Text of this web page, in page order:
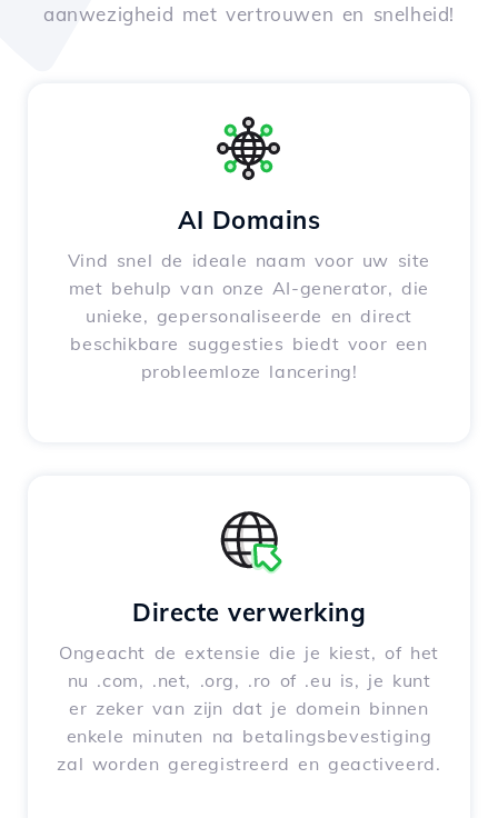
aanwezigheid met vertrouwen en snelheid!
AI Domains
Vind snel de ideale naam voor uw site
met behulp van onze AI-generator, die
unieke, gepersonaliseerde en direct
beschikbare suggesties biedt voor een
probleemloze lancering!
Directe verwerking
Ongeacht de extensie die je kiest, of het
nu .com, .net, .org, .ro of .eu is, je kunt
er zeker van zijn dat je domein binnen
enkele minuten na betalingsbevestiging
zal worden geregistreerd en geactiveerd.